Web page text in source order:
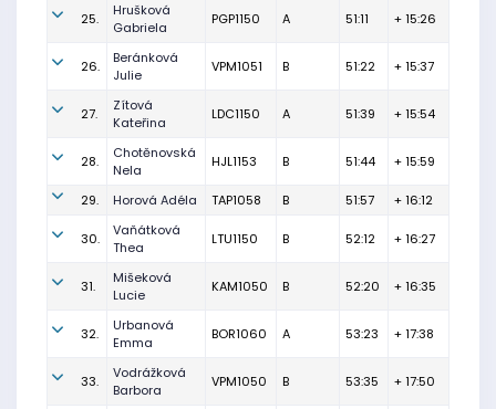
25.
Hrušková
Gabriela
PGP1150 A 51:11 + 15:26
26.
Beránková
Julie
VPM1051 B 51:22 + 15:37
27.
Zítová
Kateřina
LDC1150 A 51:39 + 15:54
28.
Chotěnovská
Nela
HJL1153 B 51:44 + 15:59
29. Horová Adéla TAP1058 B 51:57 + 16:12
30.
Vaňátková
Thea
LTU1150 B 52:12 + 16:27
31.
Mišeková
Lucie
KAM1050 B 52:20 + 16:35
32.
Urbanová
Emma
BOR1060 A 53:23 + 17:38
33.
Vodrážková
Barbora
VPM1050 B 53:35 + 17:50